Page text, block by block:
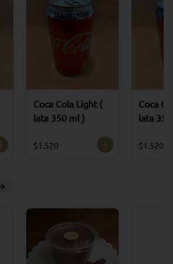
Coca Cola Light (
lata 350 ml )
$1.520
Coca
lata
$1.520